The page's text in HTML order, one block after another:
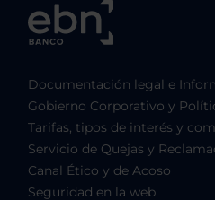
Documentación legal e
Gobierno Corporativo y
Tarifas, tipos de interés y
Servicio de Quejas y
Canal Ético y de Acoso
Seguridad en la web